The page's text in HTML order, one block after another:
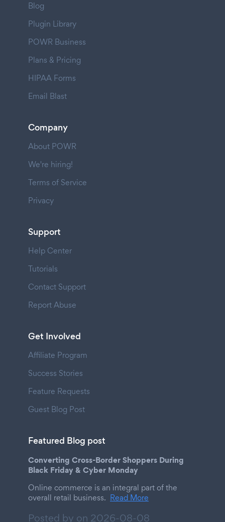
Blog
Plugin Library
POWR Business
Plans & Pricing
HIPAA Forms
Email Blast
Company
About POWR
We're hiring!
Terms of Service
Privacy
Support
Help Center
Tutorials
Contact Support
Report Abuse
Get Involved
Affiliate Program
Success Stories
Feature Requests
Guest Blog Post
Featured Blog post
Converting Cross-Border Shoppers During
Black Friday & Cyber Monday
Online commerce is an integral part of the
overall retail business. Read More
Posted by on 2026-08-08